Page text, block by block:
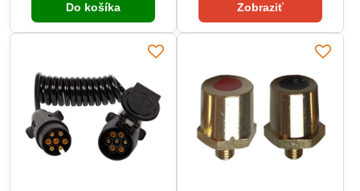
chrániacu pred skratom a
Do košíka
USB-C (až 24.93W). Osvetlenie
RGB dodá štýl každému interiéru.
Zobraziť